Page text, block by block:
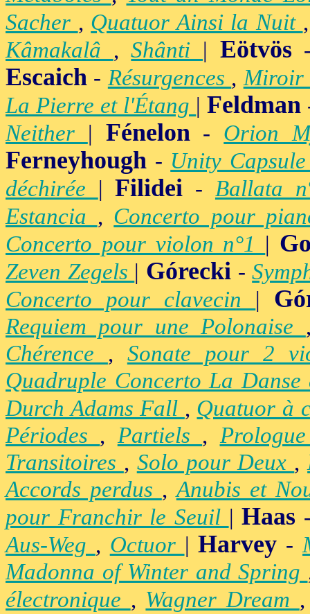
Sacher , Quatuor Ainsi la Nuit
Kâmakalâ ,Shânti | Eötvös
Escaich - Résurgences ,Miroir
La Pierre et l'Étang |Feldman
Neither | Fénelon- Orion
Ferneyhough - Unity
déchirée |Filidei - Ballata
Estancia , Concerto pour
Concerto pour violon n°1 |
Zeven Zegels | Górecki-
Concerto pour clavecin |
Requiem pour une Polonaise
Chérence , Sonate pour 2
Quadruple Concerto La
Durch Adams Fall , Quatuor à
Périodes , Partiels ,
Transitoires , Solo pour Deux ,
Accords perdus ,Anubis et
pour Franchir le Seuil |Haas
Aus-Weg , Octuor |Harvey -
Madonna of Winter and Spring
électronique , Wagner Dream